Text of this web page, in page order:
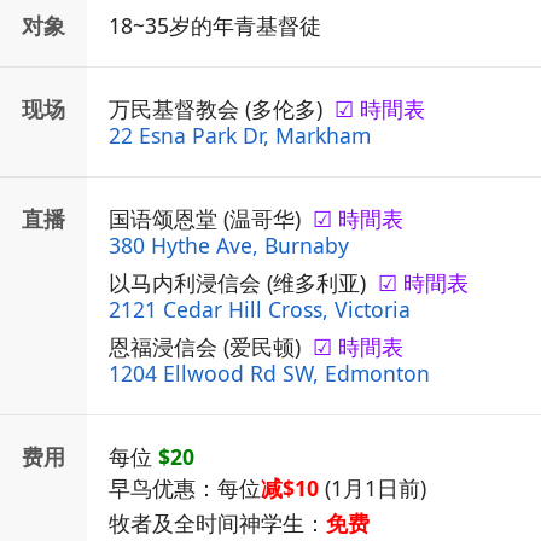
对象 18~35岁的年青基督徒
现场 万民基督教会 (多伦多) ☑ 時間表
22 Esna Park Dr, Markham
直播 国语颂恩堂 (温哥华) ☑ 時間表
380 Hythe Ave, Burnaby
以马内利浸信会 (维多利亚) ☑ 時間表
2121 Cedar Hill Cross, Victoria
恩福浸信会 (爱民顿) ☑ 時間表
1204 Ellwood Rd SW, Edmonton
费用 每位 $20
早鸟优惠： 每位减$10(1月1日前)
牧者及全时间神学生： 免费